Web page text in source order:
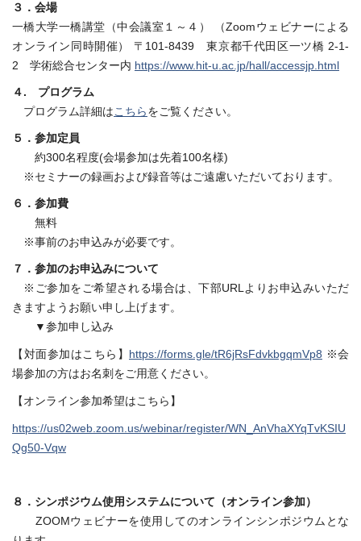
３．会場
一橋大学一橋講堂（中会議室１～４） （Zoomウェビナーによる
オンライン同時開催） 〒101-8439 東京都千代田区一ツ橋 2-1-
2 学術総合センター内 https://www.hit-u.ac.jp/hall/accessjp.html
４. プログラム
プログラム詳細はこちらをご覧ください。
５．参加定員
約300名程度(会場参加は先着100名様)
※セミナーの録画および録音等はご遠慮いただいております。
６．参加費
無料
※事前のお申込みが必要です。
７．参加のお申込みについて
※ご参加をご希望される場合は、下部URLよりお申込みいただ
きますようお願い申し上げます。
▼参加申し込み
【対面参加はこちら】 https://forms.gle/tR6jRsFdvkbgqmVp8 ※会
場参加の方はお名刺をご用意ください。
【オンライン参加希望はこちら】
https://us02web.zoom.us/webinar/register/WN_AnVhaXYqTvKSIU
Qg50-Vqw
８．シンポジウム使用システムについて（オンライン参加）
ZOOMウェビナーを使用してのオンラインシンポジウムとな